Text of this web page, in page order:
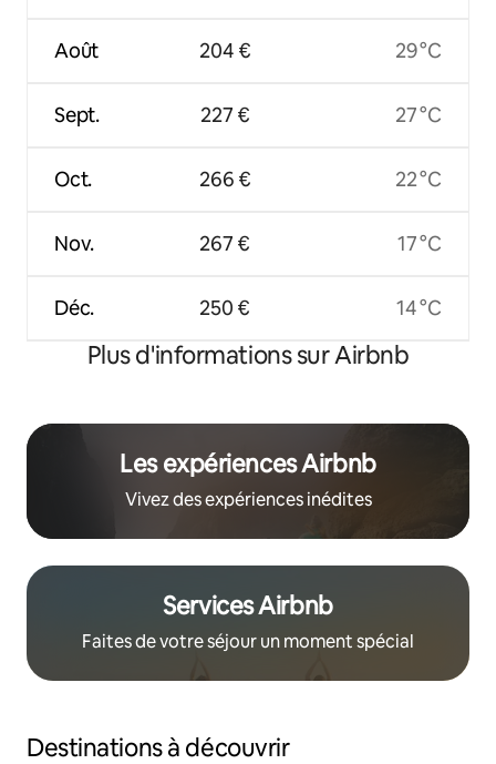
Août
Sept.
Oct.
Nov.
Déc.
204 €
227 €
266 €
267 €
250 €
29 °C
27 °C
22 °C
17 °C
14 °C
Plus d'informations sur Airbnb
Les expériences Airbnb
Vivez des expériences inédites
Services Airbnb
Faites de votre séjour un moment spécial
Destinations à découvrir